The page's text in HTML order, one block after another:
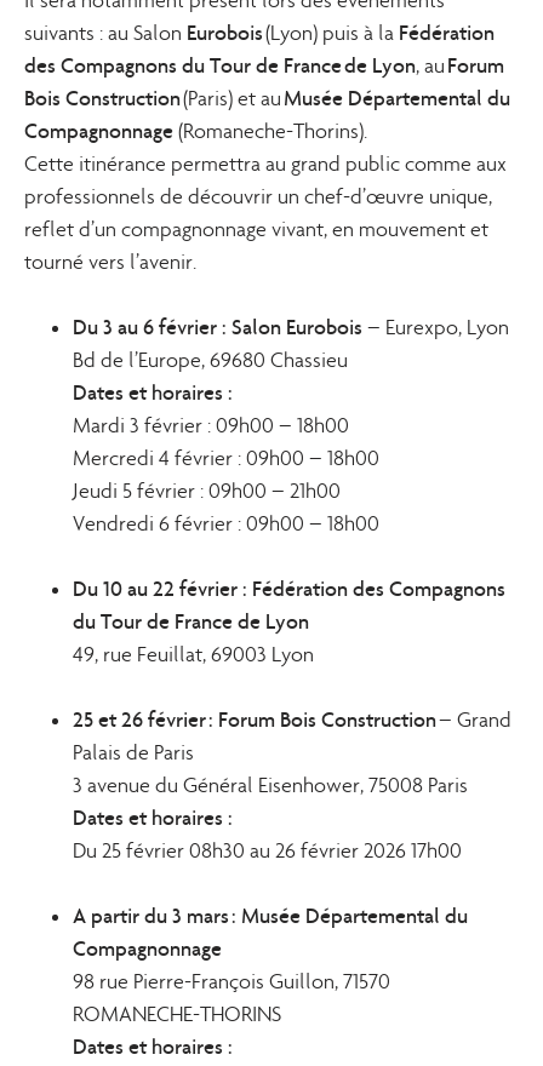
suivants : au Salon Eurobois(Lyon) puis à la Fédération
des Compagnons du Tour de Francede Lyon, auForum
Bois Construction(Paris) et auMusée Départemental du
Compagnonnage(Romaneche-Thorins).
Cette itinérance permettra au grand public comme aux
professionnels de découvrir un chef-d’œuvre unique,
reflet d’un compagnonnage vivant, en mouvement et
tourné vers l’avenir.
Du 3 au 6 février : Salon Eurobois – Eurexpo, Lyon
Bd de l’Europe, 69680 Chassieu
Dates et horaires :
Mardi 3 février : 09h00 – 18h00
Mercredi 4 février : 09h00 – 18h00
Jeudi 5 février : 09h00 – 21h00
Vendredi 6 février : 09h00 – 18h00
Du 10 au 22 février : Fédération des Compagnons
du Tour de France de Lyon
49, rue Feuillat, 69003 Lyon
25 et 26 février : Forum Bois Construction– Grand
Palais de Paris
3 avenue du Général Eisenhower, 75008 Paris
Dates et horaires :
Du 25 février 08h30 au 26 février 2026 17h00
A partir du 3 mars : Musée Départemental du
Compagnonnage
98 rue Pierre-François Guillon, 71570
ROMANECHE-THORINS
Dates et horaires :